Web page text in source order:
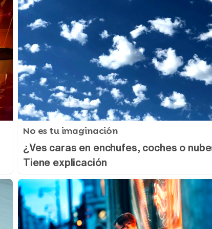
No es tu imaginación
¿Ves caras en enchufes, coches o
Tiene explicación